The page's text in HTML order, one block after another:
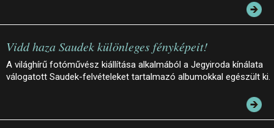
Vidd haza Saudek különleges fényképeit!
A világhírű fotóművész kiállítása alkalmából a Jegyiroda kínálata
válogatott Saudek-felvételeket tartalmazó albumokkal egészült ki.